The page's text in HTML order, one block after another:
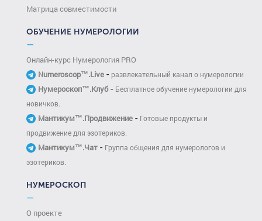
Матрица совместимости
ОБУЧЕНИЕ НУМЕРОЛОГИИ
—
Онлайн-курс Нумерология PRO
Numeroscop™.Live - развлекательный канал о нумерологии
Нумероскоп™.Клуб- Бесплатное обучение нумерологии для
новичков.
Мантикум™.Продвижение - Готовые продукты и
продвижение для эзотериков.
Мантикум™.Чат - Группа общения для нумерологов и
эзотериков.
НУМЕРОСКОП
—
О проекте